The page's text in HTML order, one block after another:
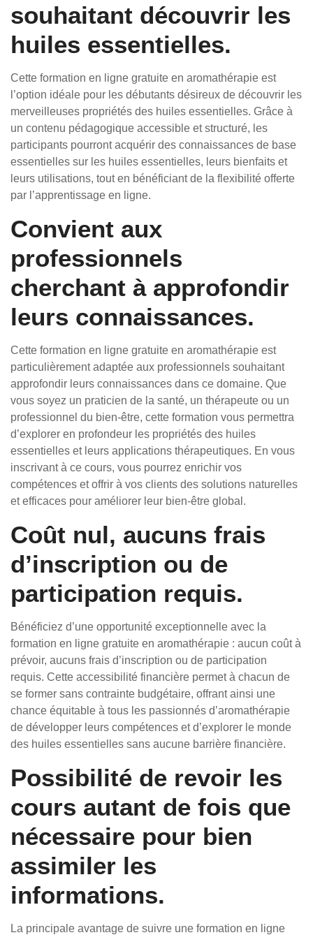
souhaitant découvrir les
huiles essentielles.
Cette formation en ligne gratuite en aromathérapie est
l’option idéale pour les débutants désireux de découvrir les
merveilleuses propriétés des huiles essentielles. Grâce à
un contenu pédagogique accessible et structuré, les
participants pourront acquérir des connaissances de base
essentielles sur les huiles essentielles, leurs bienfaits et
leurs utilisations, tout en bénéficiant de la flexibilité offerte
par l’apprentissage en ligne.
Convient aux
professionnels
cherchant à approfondir
leurs connaissances.
Cette formation en ligne gratuite en aromathérapie est
particulièrement adaptée aux professionnels souhaitant
approfondir leurs connaissances dans ce domaine. Que
vous soyez un praticien de la santé, un thérapeute ou un
professionnel du bien-être, cette formation vous permettra
d’explorer en profondeur les propriétés des huiles
essentielles et leurs applications thérapeutiques. En vous
inscrivant à ce cours, vous pourrez enrichir vos
compétences et offrir à vos clients des solutions naturelles
et efficaces pour améliorer leur bien-être global.
Coût nul, aucuns frais
d’inscription ou de
participation requis.
Bénéficiez d’une opportunité exceptionnelle avec la
formation en ligne gratuite en aromathérapie : aucun coût à
prévoir, aucuns frais d’inscription ou de participation
requis. Cette accessibilité financière permet à chacun de
se former sans contrainte budgétaire, offrant ainsi une
chance équitable à tous les passionnés d’aromathérapie
de développer leurs compétences et d’explorer le monde
des huiles essentielles sans aucune barrière financière.
Possibilité de revoir les
cours autant de fois que
nécessaire pour bien
assimiler les
informations.
La principale avantage de suivre une formation en ligne